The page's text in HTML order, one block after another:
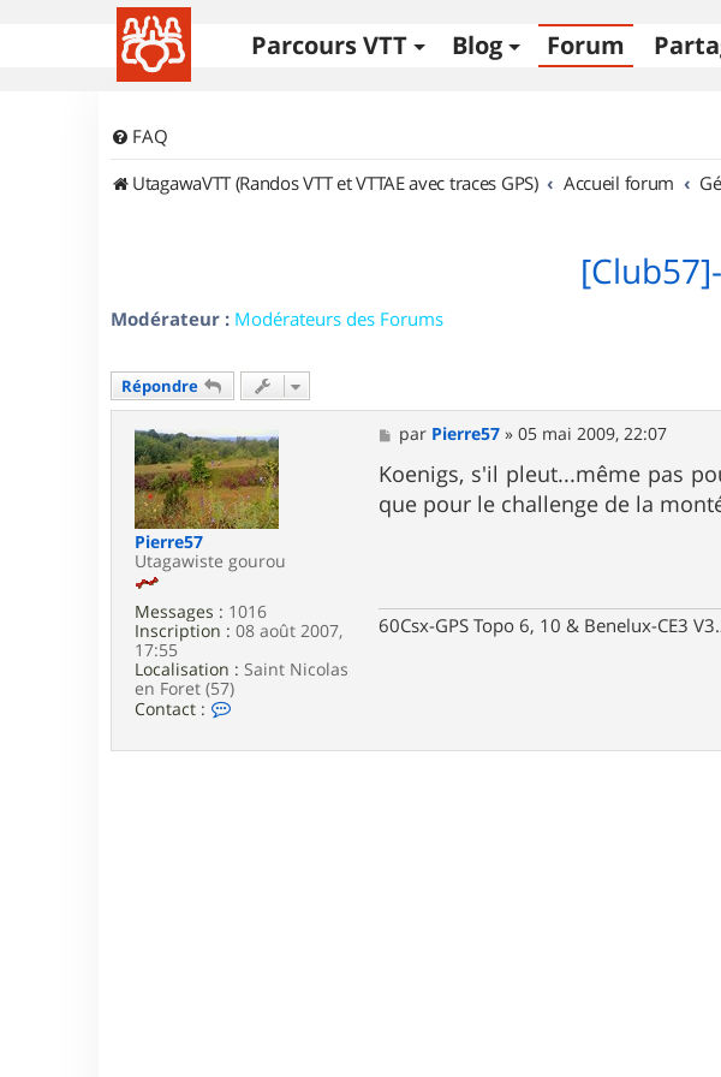
Parcours VTT Blog Forum
FAQ
UtagawaVTT (Randos VTT et VTTAE avec traces GPS)
Accueil forum
Modérateur : Modérateurs des Forums
Répondre
Pierre57
Utagawiste gourou
Messages : 1016
Inscription : 08 août 2007,
17:55
Localisation : Saint Nicolas
en Foret (57)
Contact :
M
e
s
s
a
par Pierre57 »05 mai 2009, 22:07
Koenigs, s'il pleut...même pas
que pour le challenge de la
60Csx-GPS Topo 6, 10 & Benelux-CE3